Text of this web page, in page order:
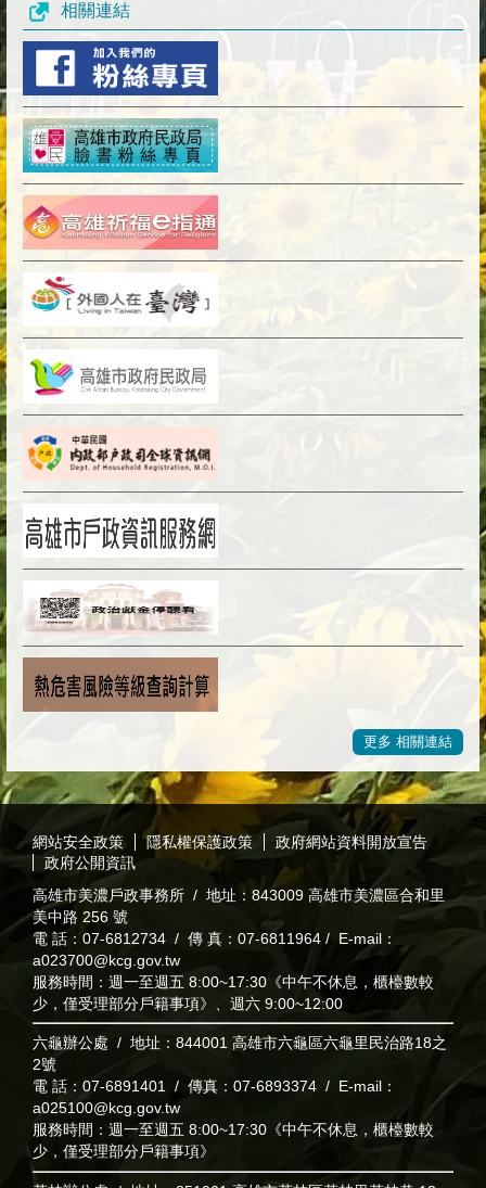
相關連結
更多 相關連結
:::
網站安全政策
隱私權保護政策
政府網站資料開放宣告
政府公開資訊
高雄市美濃戶政事務所 / 地址：843009 高雄市美濃區合和里
美中路 256 號
電 話：07-6812734 / 傳 真：07-6811964 / E-mail：
a023700@kcg.gov.tw
服務時間：週一至週五 8:00~17:30《中午不休息，櫃檯數較
少，僅受理部分戶籍事項》、週六 9:00~12:00
六龜辦公處 / 地址：844001 高雄市六龜區六龜里民治路18之
2號
電 話：07-6891401 / 傳真：07-6893374 / E-mail：
a025100@kcg.gov.tw
服務時間：週一至週五 8:00~17:30《中午不休息，櫃檯數較
少，僅受理部分戶籍事項》